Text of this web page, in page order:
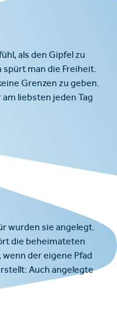
als den Gipfel zu
man die Freiheit.
Grenzen zu geben.
am liebsten jeden Tag
wurden sie angelegt.
die beheimateten
der eigene Pfad
Auch angelegte